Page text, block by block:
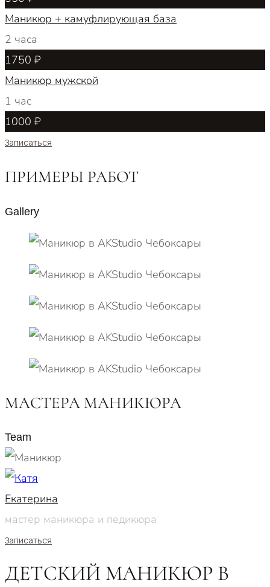
Маникюр + камуфлирующая база
2 часа
1750 ₽
Маникюр мужской
1 час
1000 ₽
Записаться
ПРИМЕРЫ РАБОТ
Gallery
МАСТЕРА МАНИКЮРА
Team
Екатерина
мастер маникюра и педикюра
Записаться
ДЕТСКИЙ МАНИКЮР В